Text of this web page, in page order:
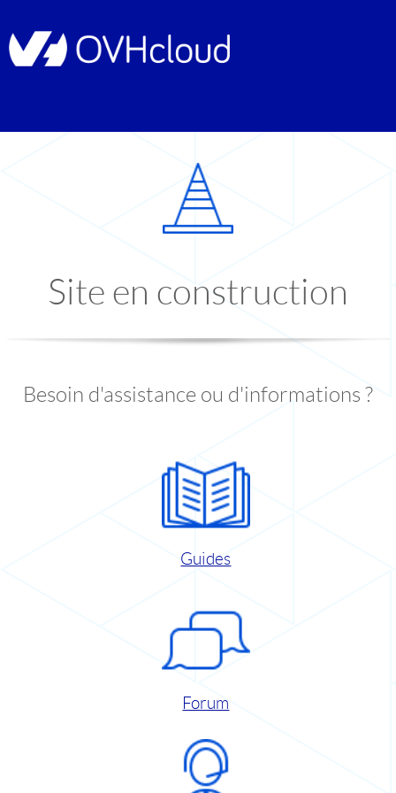
Site en construction
Besoin d'assistance ou d'informations ?
Guides
Forum